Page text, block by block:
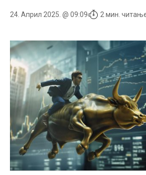
24. Април 2025. @ 09:09 2 мин.